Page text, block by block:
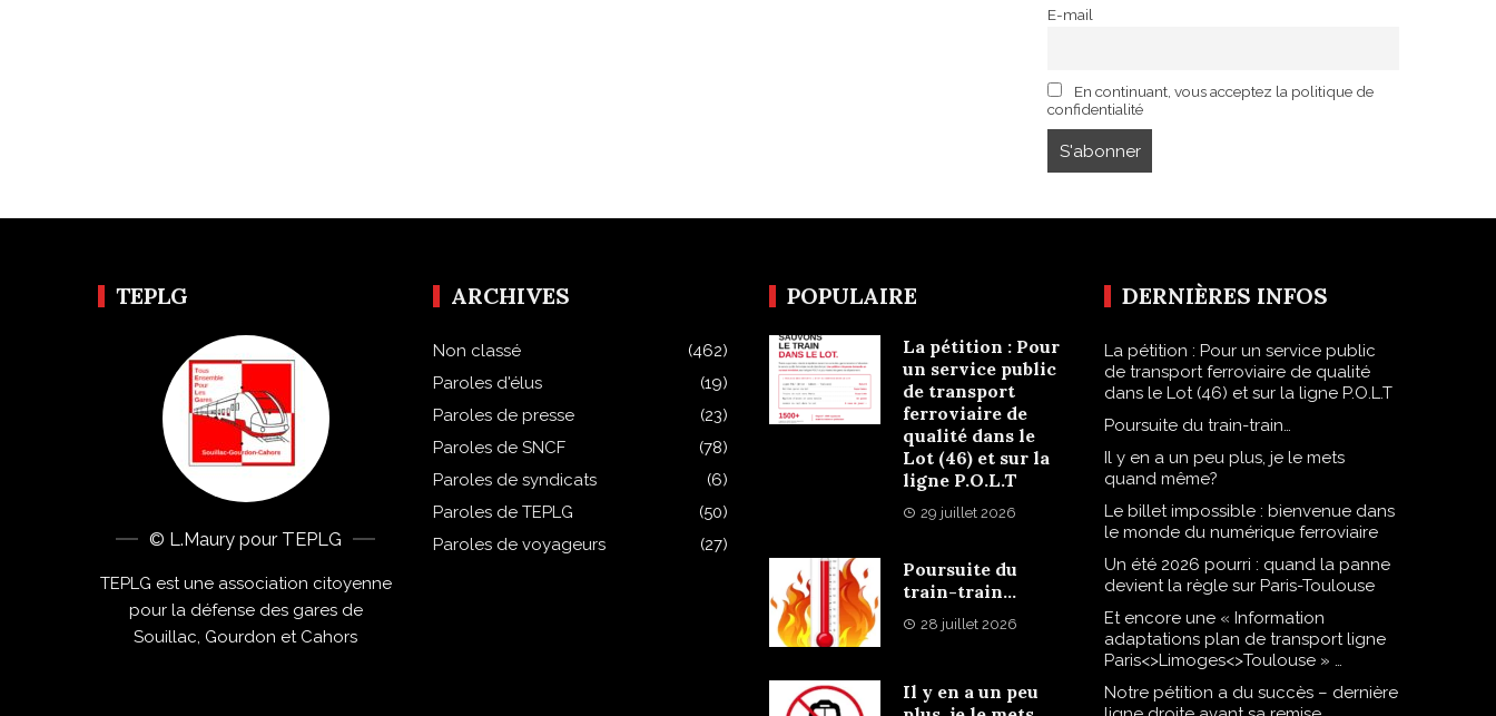
E-mail
En continuant, vous acceptez la politique de
confidentialité
TEPLG
© L.Maury pour TEPLG
TEPLG est une association citoyenne
pour la défense des gares de
Souillac, Gourdon et Cahors
ARCHIVES
Non classé
(462)
Paroles d'élus
(19)
Paroles de presse
(23)
Paroles de SNCF
(78)
Paroles de syndicats
(6)
Paroles de TEPLG
(50)
Paroles de voyageurs
(27)
POPULAIRE
La pétition : Pour
un service public
de transport
ferroviaire de
qualité dans le
Lot (46) et sur la
ligne P.O.L.T
29 juillet 2026
Poursuite du
train-train…
28 juillet 2026
Il y en a un peu
DERNIÈRES INFOS
La pétition : Pour un service public
de transport ferroviaire de qualité
dans le Lot (46) et sur la ligne P.O.L.T
Poursuite du train-train…
Il y en a un peu plus, je le mets
quand même?
Le billet impossible : bienvenue dans
le monde du numérique ferroviaire
Un été 2026 pourri : quand la panne
devient la règle sur Paris-Toulouse
Et encore une « Information
adaptations plan de transport ligne
Paris<>Limoges<>Toulouse » …
Notre pétition a du succès – dernière